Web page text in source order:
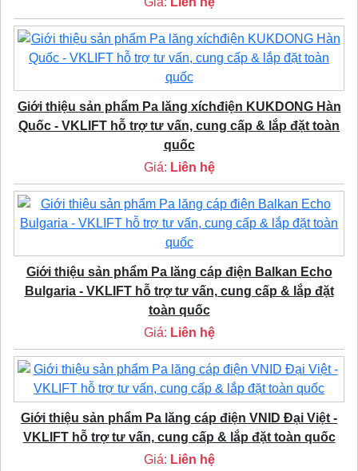
Giới thiệu sản phẩm Pa lăng xíchđiện KUKDONG Hàn
Quốc - VKLIFT hỗ trợ tư vấn, cung cấp & lắp đặt toàn
quốc
Giá: Liên hệ
Giới thiệu sản phẩm Pa lăng cáp điện Balkan Echo
Bulgaria - VKLIFT hỗ trợ tư vấn, cung cấp & lắp đặt
toàn quốc
Giá: Liên hệ
Giới thiệu sản phẩm Pa lăng cáp điện VNID Đại Việt -
VKLIFT hỗ trợ tư vấn, cung cấp & lắp đặt toàn quốc
Giá: Liên hệ